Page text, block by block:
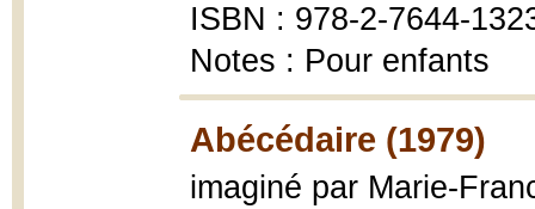
ISBN : 978-2-7644-
Notes : Pour enfants
Abécédaire (1979)
imaginé par Marie-